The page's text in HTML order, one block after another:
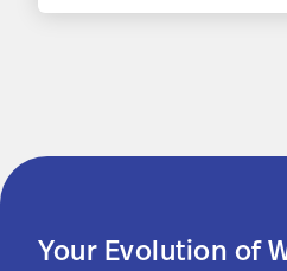
Your Evolution of